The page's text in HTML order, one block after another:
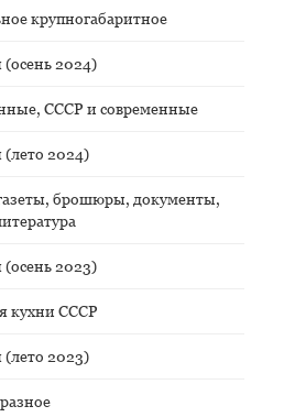
крупногабаритное
2024)
СССР и современные
2024)
брошюры, документы,
2023)
кухни СССР
2023)